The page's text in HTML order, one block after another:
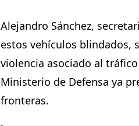
Alejandro Sánchez,
estos vehículos blindados,
violencia asociado al
Ministerio de Defensa ya
fronteras.